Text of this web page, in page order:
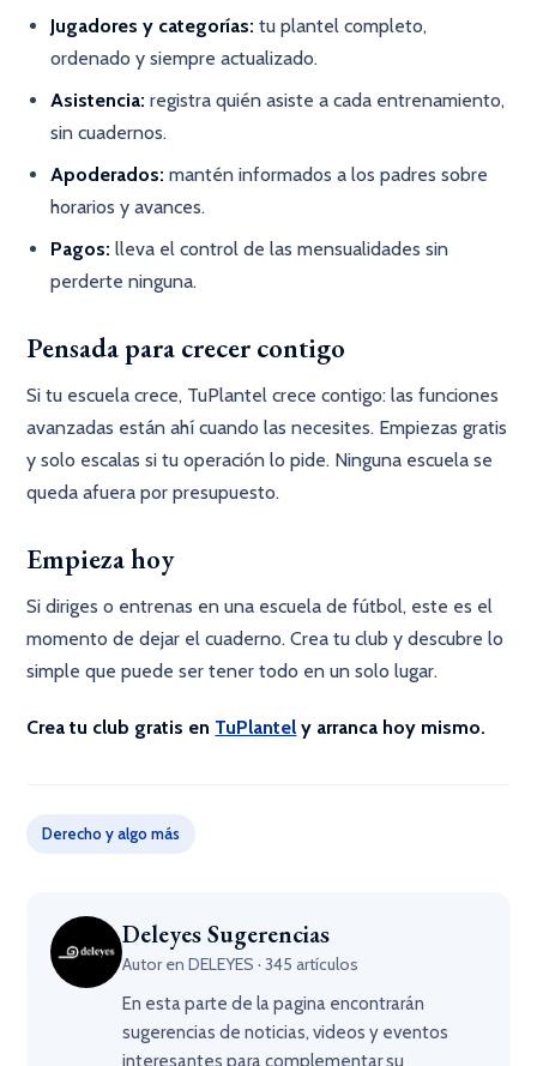
Jugadores y categorías: tu plantel completo,
ordenado y siempre actualizado.
Asistencia: registra quién asiste a cada entrenamiento,
sin cuadernos.
Apoderados: mantén informados a los padres sobre
horarios y avances.
Pagos: lleva el control de las mensualidades sin
perderte ninguna.
Pensada para crecer contigo
Si tu escuela crece, TuPlantel crece contigo: las funciones
avanzadas están ahí cuando las necesites. Empiezas gratis
y solo escalas si tu operación lo pide. Ninguna escuela se
queda afuera por presupuesto.
Empieza hoy
Si diriges o entrenas en una escuela de fútbol, este es el
momento de dejar el cuaderno. Crea tu club y descubre lo
simple que puede ser tener todo en un solo lugar.
Crea tu club gratis en TuPlantel y arranca hoy mismo.
Derecho y algo más
Deleyes Sugerencias
Autor en DELEYES · 345 artículos
En esta parte de la pagina encontrarán
sugerencias de noticias, videos y eventos
interesantes para complementar su